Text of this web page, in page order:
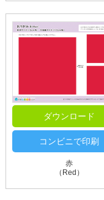
ダウンロード
コンビニで印刷
赤
（Red）